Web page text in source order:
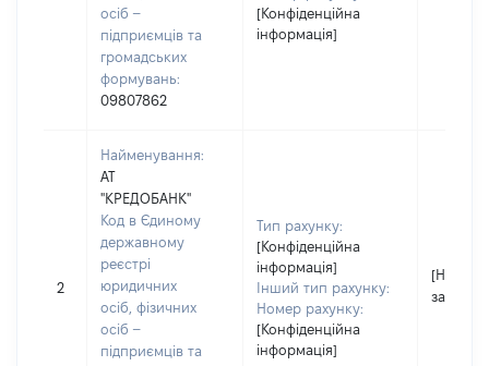
осіб –
підприємців та
громадських
формувань:
09807862
[Конфіденційна
інформація]
2
Найменування:
АТ
"КРЕДОБАНК"
Код в Єдиному
державному
реєстрі
юридичних
осіб, фізичних
осіб –
підприємців та
Тип рахунку:
[Конфіденційна
інформація]
Інший тип рахунку:
Номер рахунку:
[Конфіденційна
інформація]
[Не